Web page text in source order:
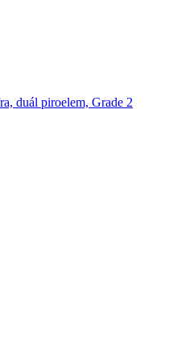
duál piroelem, Grade 2